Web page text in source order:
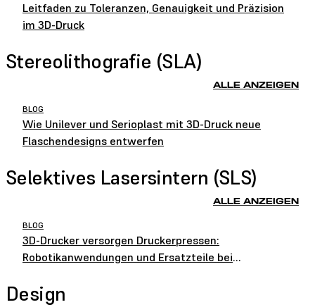
Leitfaden zu Toleranzen, Genauigkeit und Präzision
im 3D-Druck
Stereolithografie (SLA)
ALLE ANZEIGEN
BLOG
Wie Unilever und Serioplast mit 3D-Druck neue
Flaschendesigns entwerfen
Selektives Lasersintern (SLS)
ALLE ANZEIGEN
BLOG
3D-Drucker versorgen Druckerpressen:
Robotikanwendungen und Ersatzteile bei
Design